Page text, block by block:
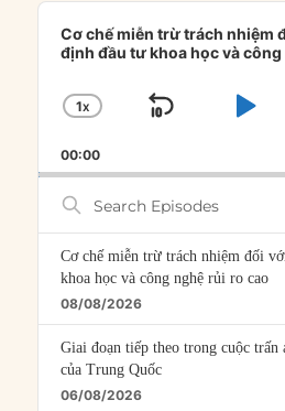
Audio
Player
Cơ chế miễn trừ trách nhiệm
định đầu tư khoa học và
CHANGE
RATE
1X
SKIP
00:00
Search
Episodes
Cơ chế miễn trừ trách nhiệm đối
khoa học và công nghệ rủi ro cao
08/08/2026
Giai đoạn tiếp theo trong cuộc trấn
của Trung Quốc
06/08/2026